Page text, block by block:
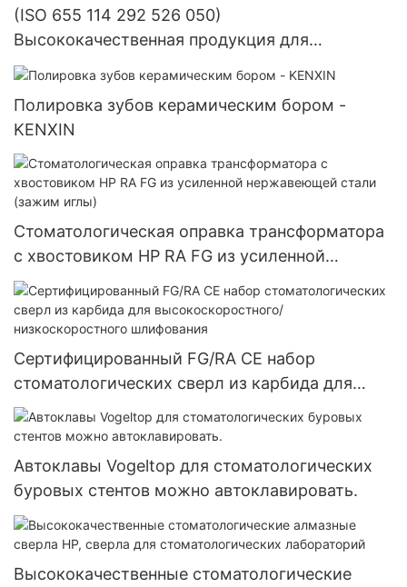
(ISO 655 114 292 526 050)
Высококачественная продукция для
стоматологических лабораторий
Зуботехническое оборудование для установки
драгоценных камней Полировальная
шлифовальная головка
Полировка зубов керамическим бором -
KENXIN
Стоматологическая оправка трансформатора
с хвостовиком HP RA FG из усиленной
нержавеющей стали (зажим иглы)
Сертифицированный FG/RA CE набор
стоматологических сверл из карбида для
высокоскоростного/низкоскоростного
шлифования
Автоклавы Vogeltop для стоматологических
буровых стентов можно автоклавировать.
Высококачественные стоматологические